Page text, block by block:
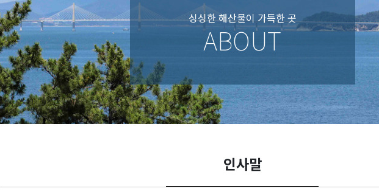
싱싱한 해산물이 가득한 곳
ABOUT
인사말